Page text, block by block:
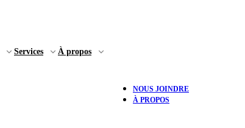
Services À propos
NOUS JOINDRE
À PROPOS